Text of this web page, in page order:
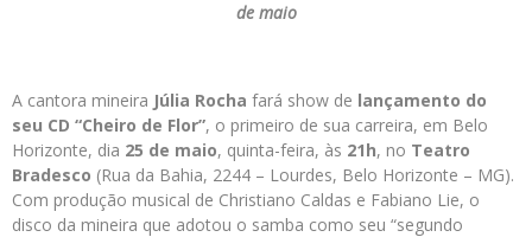
de maio
A cantora mineira Júlia Rocha fará show de lançamento do
seu CD “Cheiro de Flor”, o primeiro de sua carreira, em Belo
Horizonte, dia 25 de maio, quinta-feira, às 21h, no Teatro
Bradesco (Rua da Bahia, 2244 – Lourdes, Belo Horizonte – MG).
Com produção musical de Christiano Caldas e Fabiano Lie, o
disco da mineira que adotou o samba como seu “segundo